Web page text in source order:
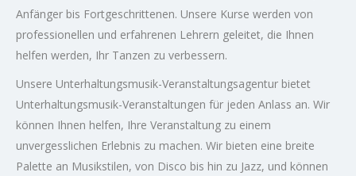
Anfänger bis Fortgeschrittenen. Unsere Kurse werden von
professionellen und erfahrenen Lehrern geleitet, die Ihnen
helfen werden, Ihr Tanzen zu verbessern.
Unsere Unterhaltungsmusik-Veranstaltungsagentur bietet
Unterhaltungsmusik-Veranstaltungen für jeden Anlass an. Wir
können Ihnen helfen, Ihre Veranstaltung zu einem
unvergesslichen Erlebnis zu machen. Wir bieten eine breite
Palette an Musikstilen, von Disco bis hin zu Jazz, und können